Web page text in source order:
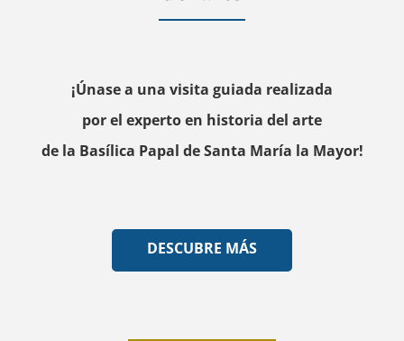
¡Únase a una visita guiada realizada
por el experto en historia del arte
de la Basílica Papal de Santa María la Mayor!
DESCUBRE MÁS